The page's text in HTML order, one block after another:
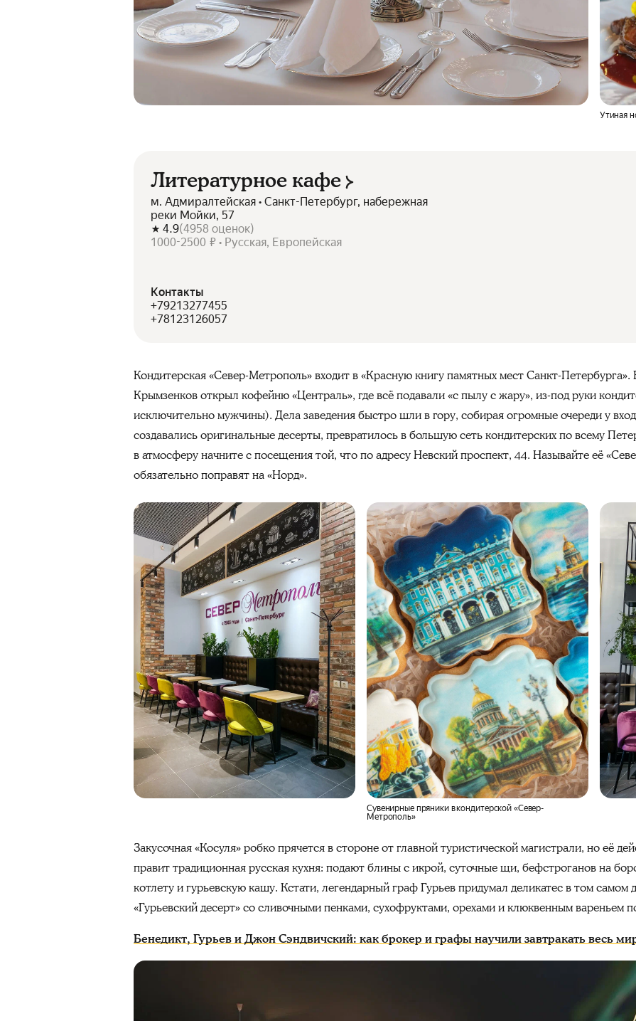
Утиная
Литературное кафе
м. Адмиралтейская • Санкт-Петербург, набережная
реки Мойки, 57
4.9(4958 оценок)
1000-2500 ₽ • Русская, Европейская
Контакты
+79213277455
+78123126057
Кондитерская «Север-Метрополь» входит в «Красную книгу памятных мест Санкт-
Крымзенков открыл кофейню «Централь», где всё подавали «с пылу с жару», из-под руки
исключительно мужчины). Дела заведения быстро шли в гору, собирая огромные очереди у
создавались оригинальные десерты, превратилось в большую сеть кондитерских по всему
в атмосферу начните с посещения той, что по адресу Невский проспект, 44. Называйте её
обязательно поправят на «Норд».
Сувенирные пряники в кондитерской «Север-
Метрополь»
Закусочная «Косуля» робко прячется в стороне от главной туристической магистрали, но её
правит традиционная русская кухня: подают блины с икрой, суточные щи, бефстроганов на
котлету и гурьевскую кашу. Кстати, легендарный граф Гурьев придумал деликатес в том самом
«Гурьевский десерт» со сливочными пенками, сухофруктами, орехами и клюквенным вареньем
Бенедикт, Гурьев и Джон Сэндвичский: как брокер и графы научили завтракать весь